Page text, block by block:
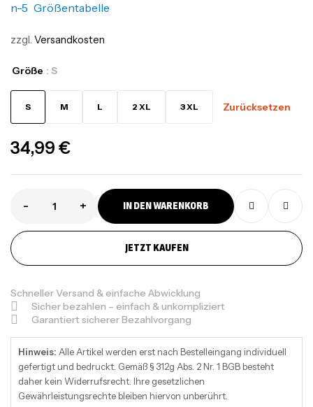
Größentabelle
zzgl. Versandkosten
Größe : S
S M L 2 XL 3 XL Zurücksetzen
34,99 €
- + IN DEN WARENKORB
JETZT KAUFEN
Schneller Versand & einfache Abwicklung
Sicher bezahlen – einfach & unkompliziert
Garantiert sicherer Bezahlvorgang
Hinweis: Alle Artikel werden erst nach Bestelleingang individuell
gefertigt und bedruckt. Gemäß § 312g Abs. 2 Nr. 1 BGB besteht
daher kein Widerrufsrecht. Ihre gesetzlichen
Gewährleistungsrechte bleiben hiervon unberührt.